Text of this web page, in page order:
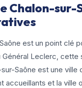
Chalon-sur-
est un point clé
Général Leclerc,
Saône est une
accueillants et la